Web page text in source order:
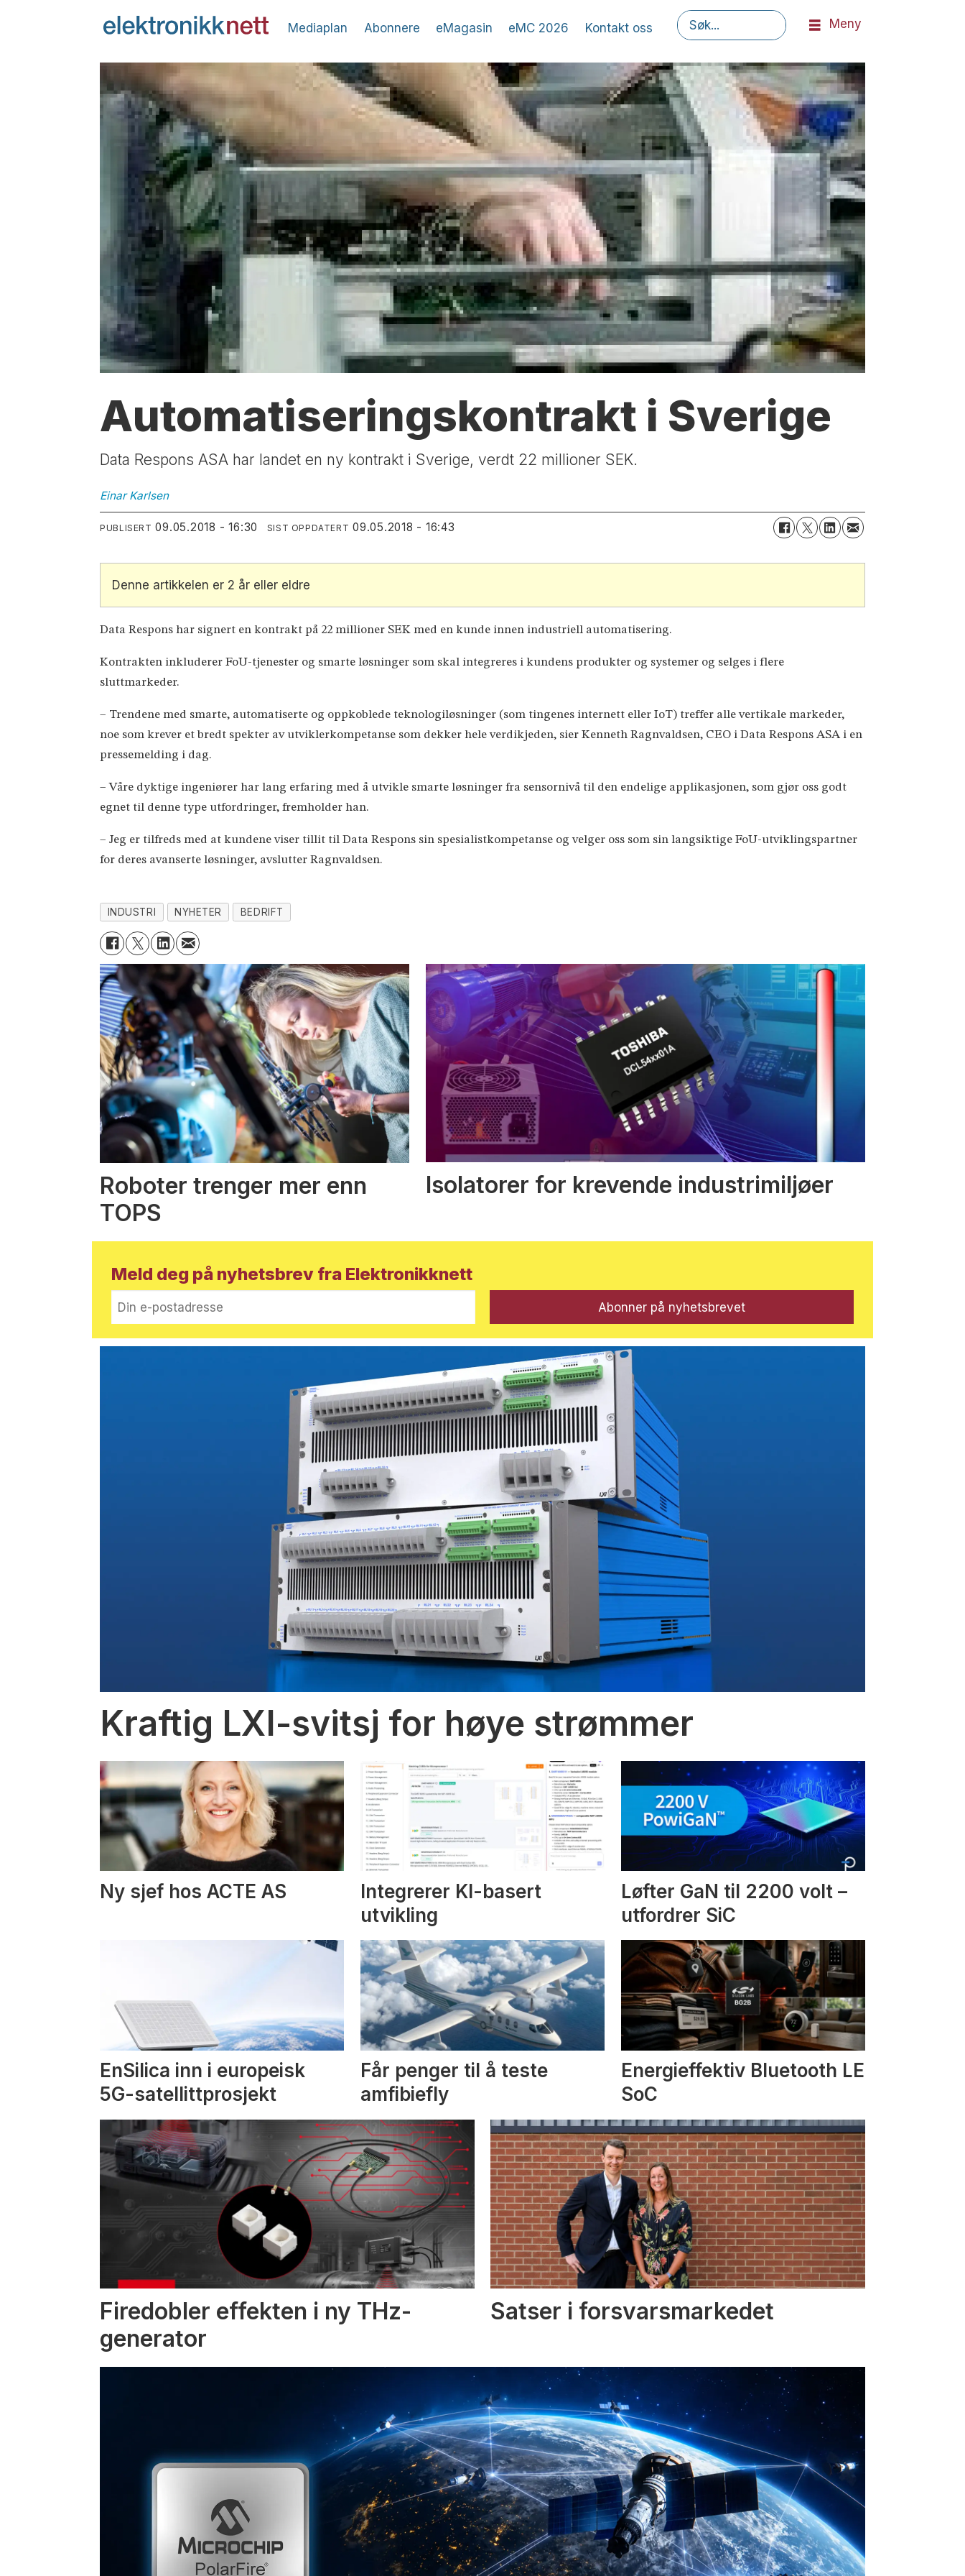
Mediaplan Abonnere eMagasin eMC 2026 Kontakt oss Søk
Meny
Automatiseringskontrakt i Sverige
Data Respons ASA har landet en ny kontrakt i Sverige, verdt 22 millioner SEK.
Einar Karlsen
PUBLISERT 09.05.2018 - 16:30 SIST OPPDATERT 09.05.2018 - 16:43
Denne artikkelen er 2 år eller eldre
Data Respons har signert en kontrakt på 22 millioner SEK med en kunde innen industriell automatisering.
Kontrakten inkluderer FoU-tjenester og smarte løsninger som skal integreres i kundens produkter og systemer og selges i flere
sluttmarkeder.
– Trendene med smarte, automatiserte og oppkoblede teknologiløsninger (som tingenes internett eller IoT) treffer alle vertikale markeder,
noe som krever et bredt spekter av utviklerkompetanse som dekker hele verdikjeden, sier Kenneth Ragnvaldsen, CEO i Data Respons ASA i en
pressemelding i dag.
– Våre dyktige ingeniører har lang erfaring med å utvikle smarte løsninger fra sensornivå til den endelige applikasjonen, som gjør oss godt
egnet til denne type utfordringer, fremholder han.
– Jeg er tilfreds med at kundene viser tillit til Data Respons sin spesialistkompetanse og velger oss som sin langsiktige FoU-utviklingspartner
for deres avanserte løsninger, avslutter Ragnvaldsen.
INDUSTRI NYHETER BEDRIFT
Roboter trenger mer enn
TOPS
Isolatorer for krevende industrimiljøer
Meld deg på nyhetsbrev fra Elektronikknett
Kraftig LXI-svitsj for høye strømmer
Ny sjef hos ACTE AS
Integrerer KI-basert
utvikling
Løfter GaN til 2200 volt –
utfordrer SiC
EnSilica inn i europeisk
5G-satellittprosjekt
Får penger til å teste
amfibiefly
Energieffektiv Bluetooth LE
SoC
Firedobler effekten i ny THz-
generator
Satser i forsvarsmarkedet